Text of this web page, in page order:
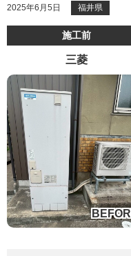
2025年6月5日 福井県
施工前
三菱